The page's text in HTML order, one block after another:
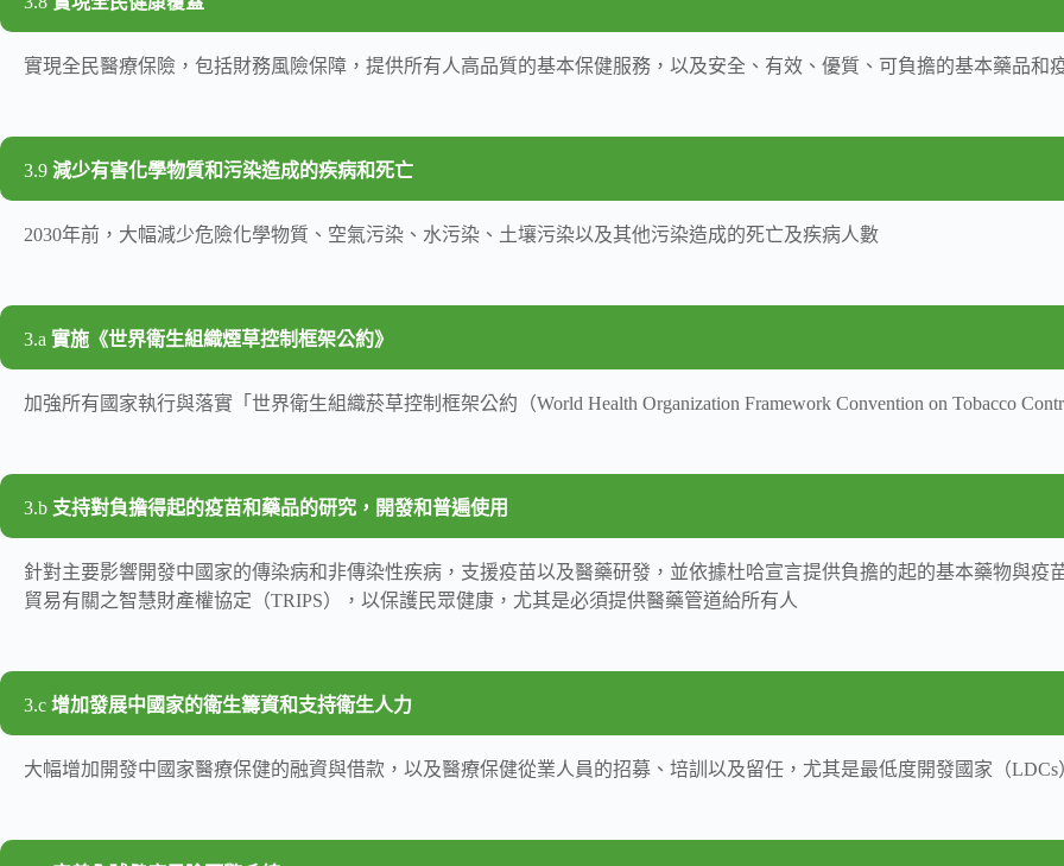
實現全民醫療保險，包括財務風險保障，提供所有人高品質的基本保健服務，以及安全、有效、優質、可負擔的基本藥品和
3.9 減少有害化學物質和污染造成的疾病和死亡
2030年前，大幅減少危險化學物質、空氣污染、水污染、土壤污染以及其他污染造成的死亡及疾病人數
3.a 實施《世界衛生組織煙草控制框架公約》
加強所有國家執行與落實「世界衛生組織菸草控制框架公約（World Health Organization Framework Convention on Tobacco
3.b 支持對負擔得起的疫苗和藥品的研究，開發和普遍使用
針對主要影響開發中國家的傳染病和非傳染性疾病，支援疫苗以及醫藥研發，並依據杜哈宣言提供負擔的起的基本藥物與
貿易有關之智慧財產權協定（TRIPS），以保護民眾健康，尤其是必須提供醫藥管道給所有人
3.c 增加發展中國家的衛生籌資和支持衛生人力
大幅增加開發中國家醫療保健的融資與借款，以及醫療保健從業人員的招募、培訓以及留任，尤其是最低度開發國家（